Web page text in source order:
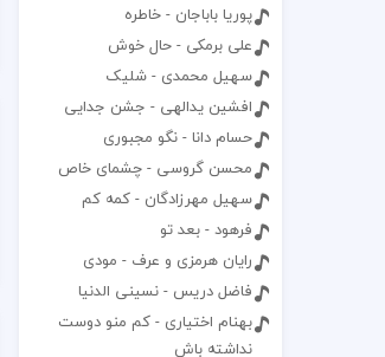
پوریا باباجان - خاطره
علی برمکی - حال خوش
سهیل محمدی - شلیک
افشین یدالهی - جشن جدایی
حسام دانا - نگو مجبوری
محسن گروسی - چشمای خاص
سهیل مهرزادگان - کمه کم
فرهود - بعد تو
رایان هرمزی و عرف - مودی
فاضل دریس - نسینی الدنیا
بهنام اختیاری - کم منو دوست
نداشته باش